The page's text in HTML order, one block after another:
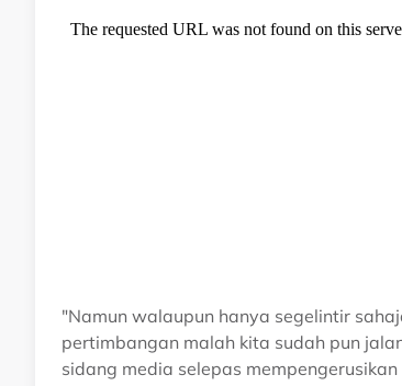
"Namun walaupun hanya segelintir
pertimbangan malah kita sudah pun
sidang media selepas